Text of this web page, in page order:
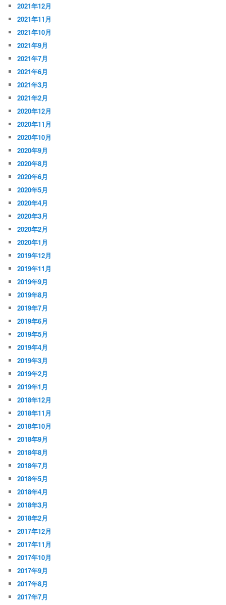
2021年12月
2021年11月
2021年10月
2021年9月
2021年7月
2021年6月
2021年3月
2021年2月
2020年12月
2020年11月
2020年10月
2020年9月
2020年8月
2020年6月
2020年5月
2020年4月
2020年3月
2020年2月
2020年1月
2019年12月
2019年11月
2019年9月
2019年8月
2019年7月
2019年6月
2019年5月
2019年4月
2019年3月
2019年2月
2019年1月
2018年12月
2018年11月
2018年10月
2018年9月
2018年8月
2018年7月
2018年5月
2018年4月
2018年3月
2018年2月
2017年12月
2017年11月
2017年10月
2017年9月
2017年8月
2017年7月